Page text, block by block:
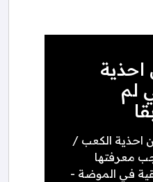
احذية
لم
احذية الكعب /
معرفتها
في الموضة -